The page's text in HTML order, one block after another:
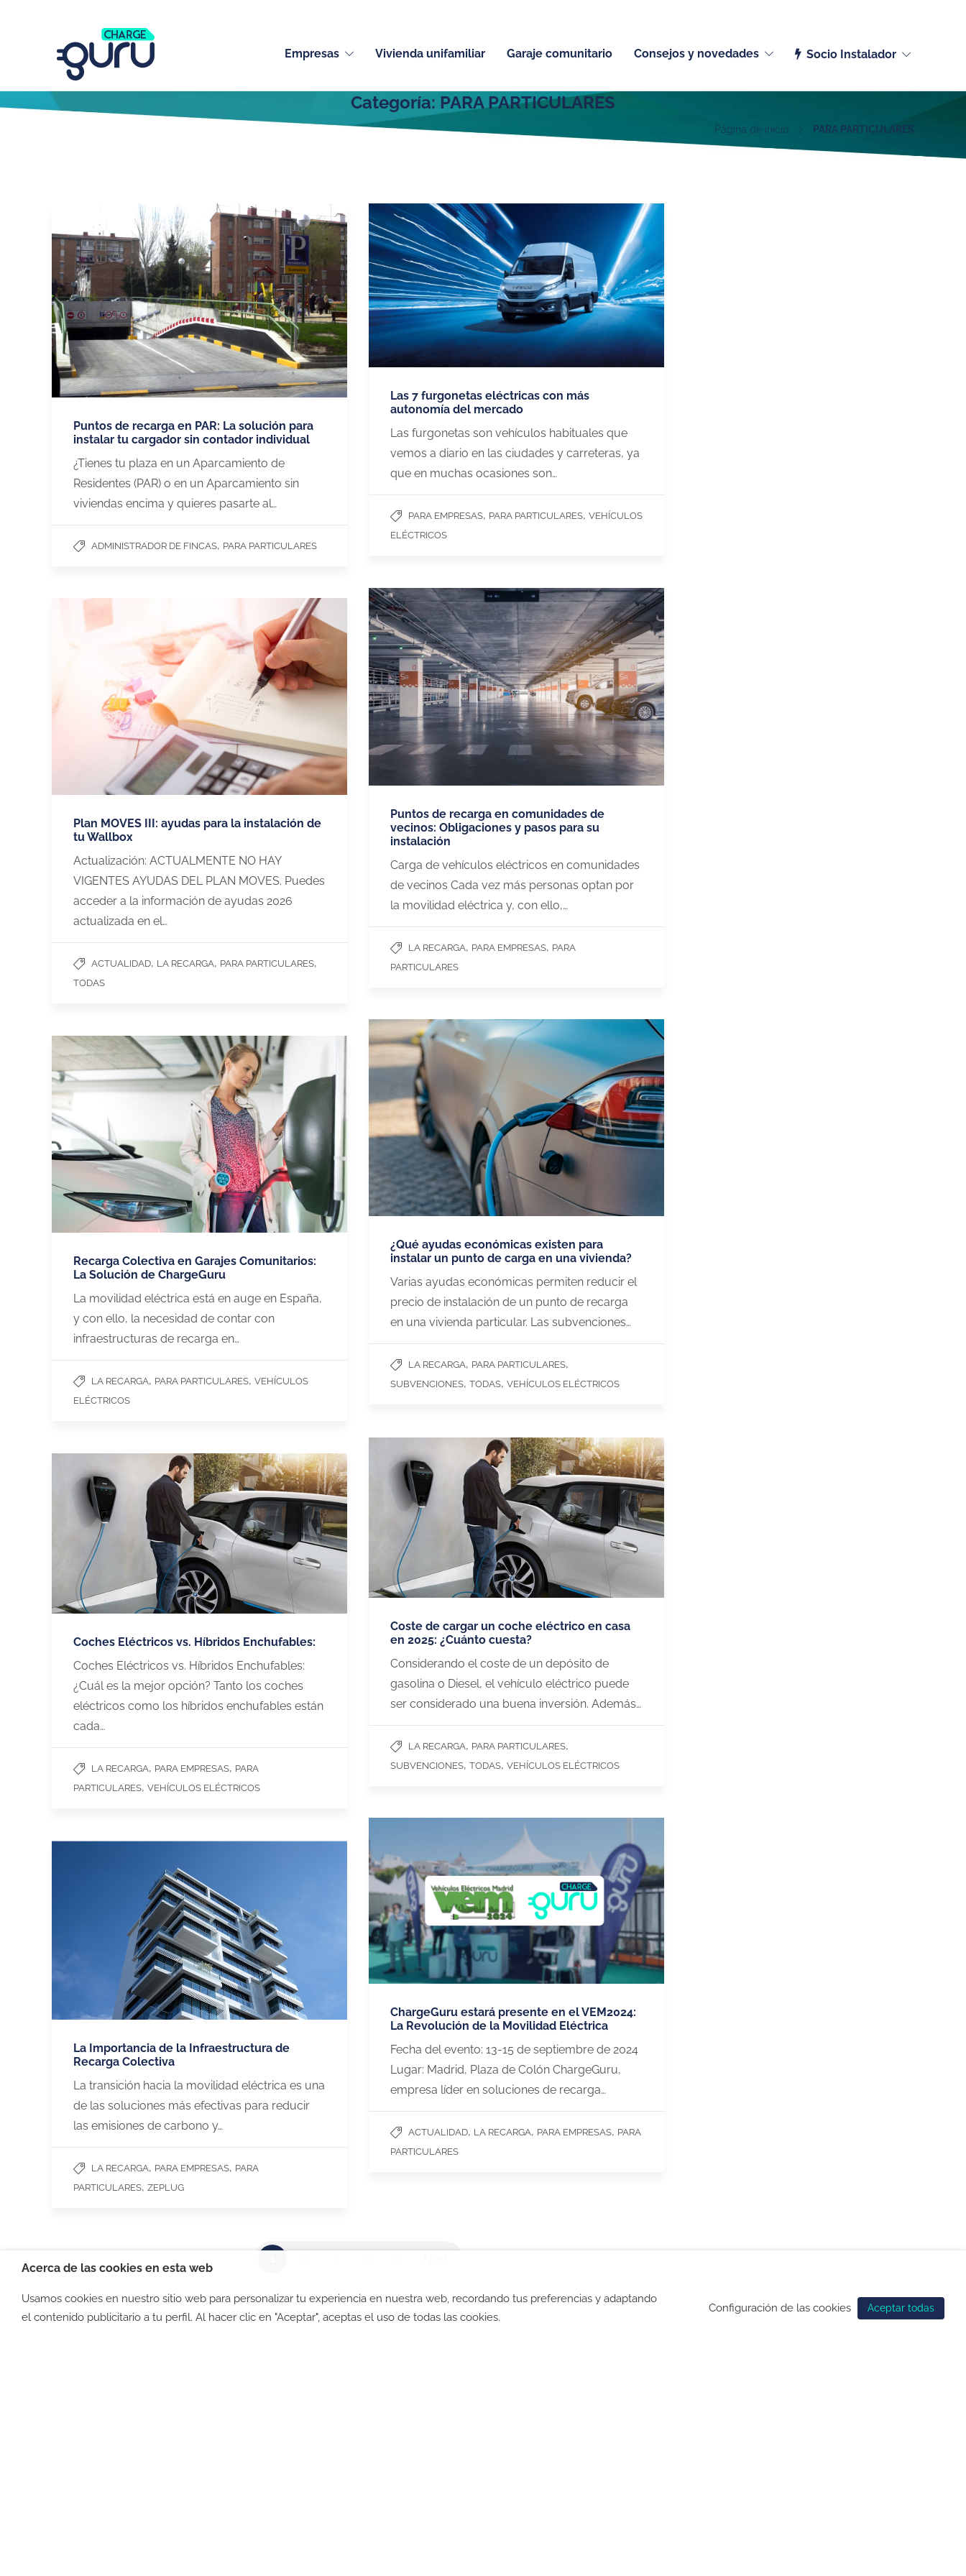
Empresas Vivienda unifamiliar Garaje comunitario Consejos y novedades Socio Instalador
Categoría: PARA PARTICULARES
Página de inicio PARA PARTICULARES
Puntos de recarga en PAR: La solución para
instalar tu cargador sin contador individual
¿Tienes tu plaza en un Aparcamiento de
Residentes (PAR) o en un Aparcamiento sin
viviendas encima y quieres pasarte al…
ADMINISTRADOR DE FINCAS, PARA PARTICULARES
Las 7 furgonetas eléctricas con más
autonomía del mercado
Las furgonetas son vehículos habituales que
vemos a diario en las ciudades y carreteras, ya
que en muchas ocasiones son…
PARA EMPRESAS, PARA PARTICULARES, VEHÍCULOS
ELÉCTRICOS
Puntos de recarga en comunidades de
vecinos: Obligaciones y pasos para su
instalación
Carga de vehículos eléctricos en comunidades
de vecinos Cada vez más personas optan por
la movilidad eléctrica y, con ello,…
LA RECARGA, PARA EMPRESAS, PARA
PARTICULARES
Plan MOVES III: ayudas para la instalación de
tu Wallbox
Actualización: ACTUALMENTE NO HAY
VIGENTES AYUDAS DEL PLAN MOVES. Puedes
acceder a la información de ayudas 2026
actualizada en el…
ACTUALIDAD, LA RECARGA, PARA PARTICULARES,
TODAS
¿Qué ayudas económicas existen para
instalar un punto de carga en una vivienda?
Varias ayudas económicas permiten reducir el
precio de instalación de un punto de recarga
en una vivienda particular. Las subvenciones…
LA RECARGA, PARA PARTICULARES,
SUBVENCIONES, TODAS, VEHÍCULOS ELÉCTRICOS
Recarga Colectiva en Garajes Comunitarios:
La Solución de ChargeGuru
La movilidad eléctrica está en auge en España,
y con ello, la necesidad de contar con
infraestructuras de recarga en…
LA RECARGA, PARA PARTICULARES, VEHÍCULOS
ELÉCTRICOS
Coste de cargar un coche eléctrico en casa
en 2025: ¿Cuánto cuesta?
Considerando el coste de un depósito de
gasolina o Diesel, el vehículo eléctrico puede
ser considerado una buena inversión. Además…
LA RECARGA, PARA PARTICULARES,
SUBVENCIONES, TODAS, VEHÍCULOS ELÉCTRICOS
Coches Eléctricos vs. Híbridos Enchufables:
Coches Eléctricos vs. Híbridos Enchufables:
¿Cuál es la mejor opción? Tanto los coches
eléctricos como los híbridos enchufables están
cada…
LA RECARGA, PARA EMPRESAS, PARA
PARTICULARES, VEHÍCULOS ELÉCTRICOS
ChargeGuru estará presente en el VEM2024:
La Revolución de la Movilidad Eléctrica
Fecha del evento: 13-15 de septiembre de 2024
Lugar: Madrid, Plaza de Colón ChargeGuru,
empresa líder en soluciones de recarga…
ACTUALIDAD, LA RECARGA, PARA EMPRESAS, PARA
PARTICULARES
La Importancia de la Infraestructura de
Recarga Colectiva
La transición hacia la movilidad eléctrica es una
de las soluciones más efectivas para reducir
las emisiones de carbono y…
LA RECARGA, PARA EMPRESAS, PARA
PARTICULARES, ZEPLUG
CHARGEGURU ESPAÑA
Sobre ChargeGuru
Trabaja con nosotros
PRENSA
Español (España)
NUESTROS SERVICIOS
Garaje comunitario
Hoteles, restaurantes y
comercios
¿Cómo debería ser mi punto de
recarga
Modelos de cargadores
Coches eléctricos
Tesla Model 3
Fiat 500
Tesla model Y
Dacia Spring
Miembros de:
©2026 -Política de privacidad -Política de Cookies -Política SGI
Acerca de las cookies en esta web
Usamos cookies en nuestro sitio web para personalizar tu experiencia en nuestra web, recordando tus preferencias y adaptando
el contenido publicitario a tu perfil. Al hacer clic en "Aceptar", aceptas el uso de todas las cookies.
Configuración de las cookies Aceptar todas